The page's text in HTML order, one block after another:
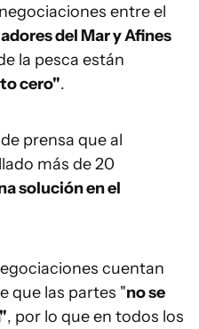
entre el
del Mar y Afines
la pesca están
cero".
prensa que al
más de 20
solución en el
cuentan
que las partes "no se
, por lo que en todos los